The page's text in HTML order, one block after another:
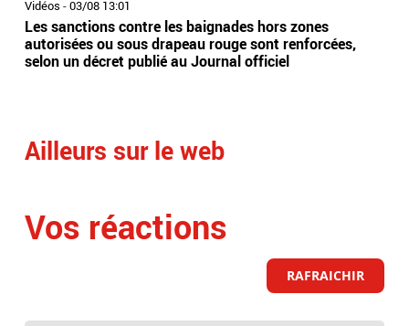
Vidéos -03/08 13:01
Les sanctions contre les baignades hors zones
autorisées ou sous drapeau rouge sont renforcées,
selon un décret publié au Journal officiel
Ailleurs sur le web
Vos réactions
RAFRAICHIR